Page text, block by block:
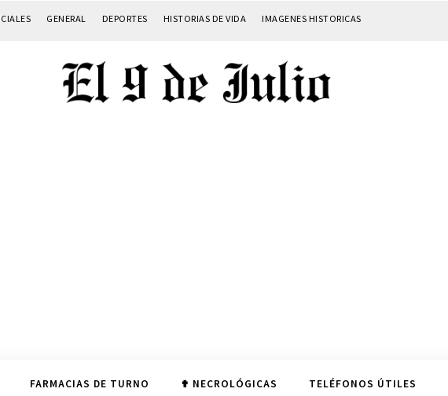
GENERAL DEPORTES HISTORIAS DE VIDA IMAGENES HISTORICAS
FARMACIAS DE TURNO ✟ NECROLÓGICAS TELÉFONOS ÚTILES